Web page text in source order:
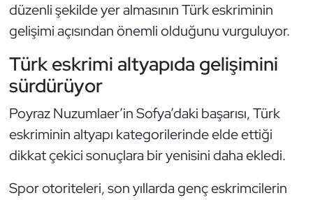
düzenli şekilde yer almasının Türk eskriminin
gelişimi açısından önemli olduğunu vurguluyor.
Türk eskrimi altyapıda gelişimini
sürdürüyor
Poyraz Nuzumlaer’in Sofya’daki başarısı, Türk
eskriminin altyapı kategorilerinde elde ettiği
dikkat çekici sonuçlara bir yenisini daha ekledi.
Spor otoriteleri, son yıllarda genç eskrimcilerin
Ragbi
Su Topu
Sualtı Sporları
Tekvando
Tenis